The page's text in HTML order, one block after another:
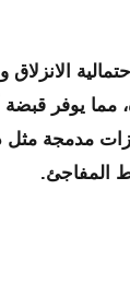
الانزلاق
مما يوفر
مدمجة
المفاجئ.